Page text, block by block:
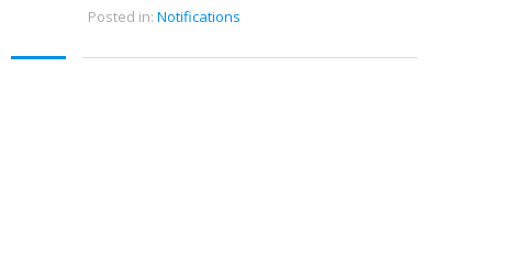
Posted in: Notifications